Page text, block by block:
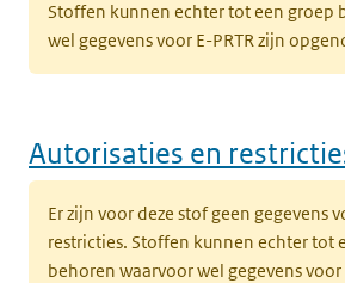
Stoffen kunnen echter tot een groep
wel gegevens voor E-PRTR zijn
Autorisaties en
Er zijn voor deze stof geen gegevens
restricties. Stoffen kunnen echter tot
behoren waarvoor wel gegevens